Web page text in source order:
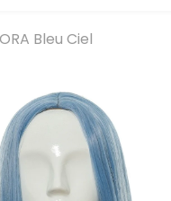
Bleu Ciel